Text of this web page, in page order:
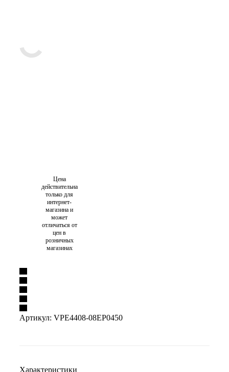
Цена
действительна
только для
интернет-
магазина и
может
отличаться от
цен в
розничных
магазинах
Артикул: VPE4408-08EP0450
Характеристики